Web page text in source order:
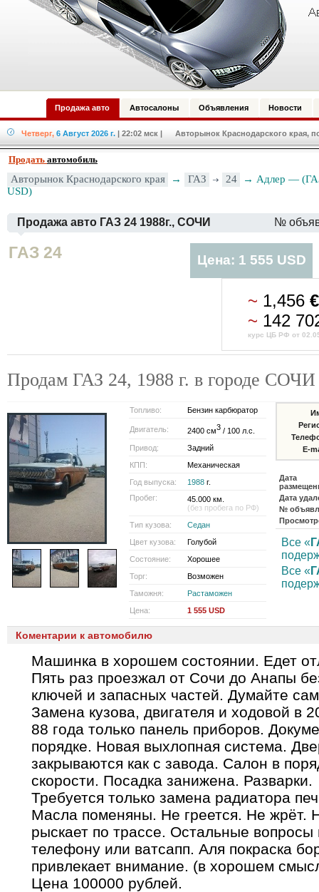
Продажа авто Автосалоны Объявления Новости
Четверг, 6 Август 2026 г. | 22:02 мск | Авторынок Краснодарского края,
Продать автомобиль
Авторынок Краснодарского края → ГАЗ 24
→ Адлер —
USD)
Продажа авто ГАЗ 24 1988г., СОЧИ №
ГАЗ 24 Цена: 1 555 USD
~ 1,456€
~ 142
курс ЦБ РФ от
Продам ГАЗ 24, 1988 г. в городе СОЧИ
Топливо: Бензин карбюратор
Двигатель: 2400 см3 / 100 л.с.
Привод:
Задний
КПП:
Механическая
Год выпуска:
1988 г.
Пробег:
45.000 км.
(без пробега по РФ)
Тип кузова:
Седан
Цвет кузова:
Голубой
Состояние:
Хорошее
Торг:
Возможен
Таможня:
Растаможен
Цена:
1 555 USD
E-
Дата
Дата
№
Все «
Все «
Коментарии к автомобилю
Машинка в хорошем состоянии. Едет
Пять раз проезжал от Сочи до Анапы
ключей и запасных частей. Думайте
Замена кузова, двигателя и ходовой в
88 года только панель приборов.
порядке. Новая выхлопная система.
закрываются как с завода. Салон в
скорости. Посадка занижена. Разварки.
Требуется только замена радиатора
Масла поменяны. Не греется. Не жрёт.
рыскает по трассе. Остальные вопросы
телефону или ватсапп. Аля покраска
привлекает внимание. (в хорошем
Цена 100000 рублей.